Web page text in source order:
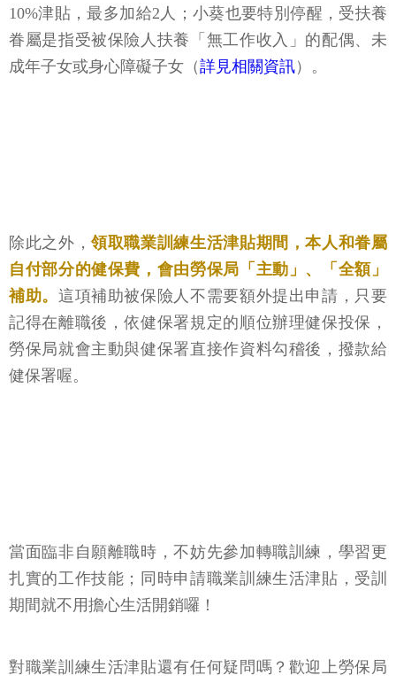
10%津貼，最多加給2人；小葵也要特別停醒，受扶養
眷屬是指受被保險人扶養「無工作收入」的配偶、未
成年子女或身心障礙子女（詳見相關資訊）。
除此之外，領取職業訓練生活津貼期間，本人和眷屬
自付部分的健保費，會由勞保局「主動」、「全額」
補助。 這項補助被保險人不需要額外提出申請，只要
記得在離職後，依健保署規定的順位辦理健保投保，
勞保局就會主動與健保署直接作資料勾稽後，撥款給
健保署喔。
當面臨非自願離職時，不妨先參加轉職訓練，學習更
扎實的工作技能；同時申請職業訓練生活津貼，受訓
期間就不用擔心生活開銷囉！
對職業訓練生活津貼還有任何疑問嗎？歡迎上勞保局